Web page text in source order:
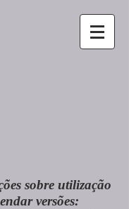
sobre utilização
versões: